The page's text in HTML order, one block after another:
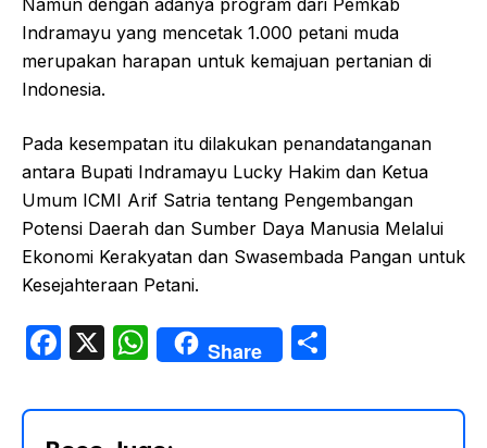
Indramayu yang mencetak 1.000 petani muda
merupakan harapan untuk kemajuan pertanian di
Indonesia.
Pada kesempatan itu dilakukan penandatanganan
antara Bupati Indramayu Lucky Hakim dan Ketua
Umum ICMI Arif Satria tentang Pengembangan
Potensi Daerah dan Sumber Daya Manusia Melalui
Ekonomi Kerakyatan dan Swasembada Pangan untuk
Kesejahteraan Petani.
F
c
X
W
h
at
Share
ar